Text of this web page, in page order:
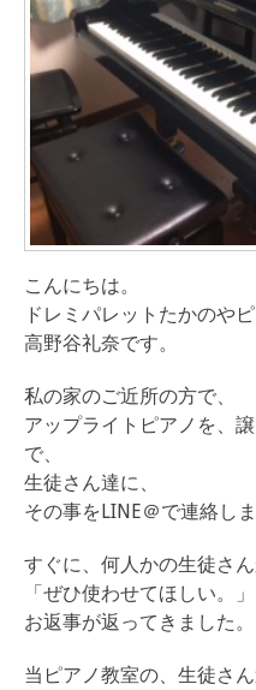
こんにちは。
ドレミパレットたかのやピ
高野谷礼奈です。
私の家のご近所の方で、
アップライトピアノを、
で、
生徒さん達に、
その事をLINE＠で連絡しま
すぐに、何人かの生徒さん
「ぜひ使わせてほしい。」
お返事が返ってきました。
当ピアノ教室の、生徒さん